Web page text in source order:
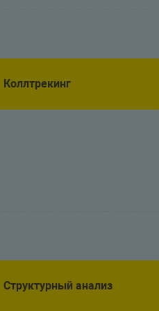
Коллтрекинг
Структурный анализ